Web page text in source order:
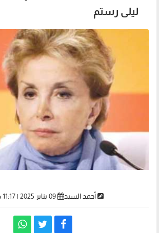
ليلى رستم
أحمد السيد 09 يناير 2025 | 11:17 صباحاً